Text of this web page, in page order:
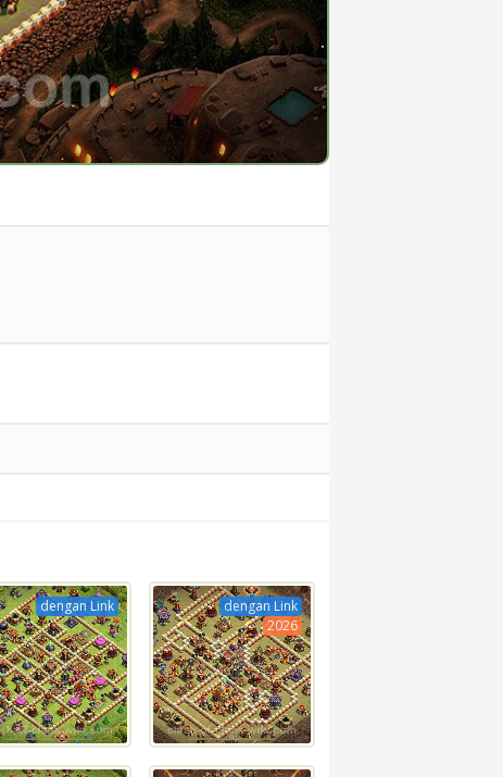
dengan Link
dengan Link
2026